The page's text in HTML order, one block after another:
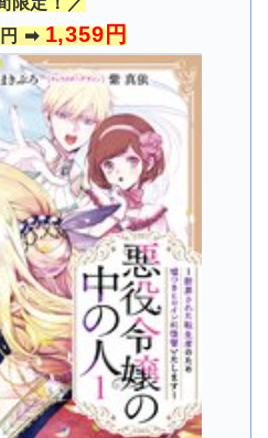
➡︎ 1,359円